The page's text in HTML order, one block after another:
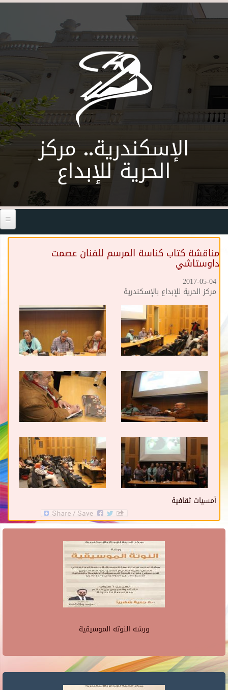
Skip to main content
الإسكندرية.. مركز
الحرية للإبداع
مناقشة كتاب كناسة المرسم للفنان عصمت
داوستاشي
2017-05-04
مركز الحرية للإبداع بالإسكندرية
أمسيات ثقافية
ورشه النوته الموسيقية